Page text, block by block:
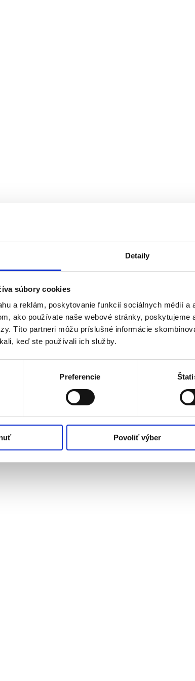
Detaily
súbory cookies
a reklám, poskytovanie funkcií sociálnych médií
ako používate naše webové stránky, poskytujeme
Títo partneri môžu príslušné informácie
keď ste používali ich služby.
Preferencie
Povoliť výber